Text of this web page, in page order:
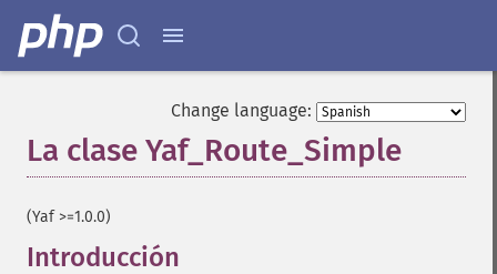
Change language:
La clase Yaf_Route_Simple
(Yaf >=1.0.0)
Introducción